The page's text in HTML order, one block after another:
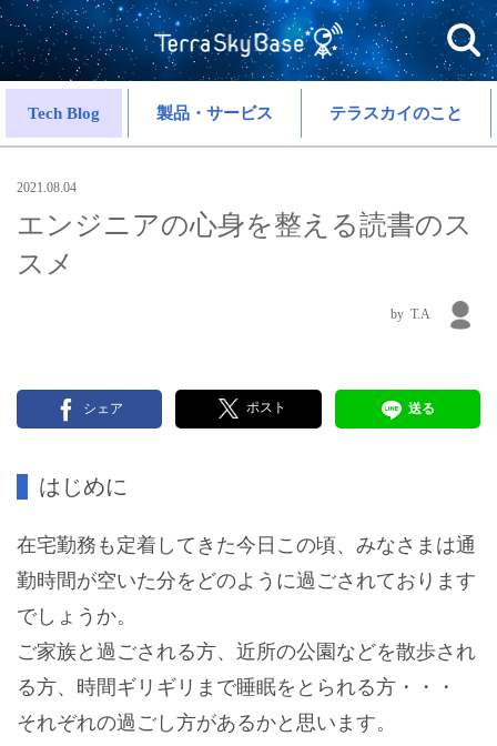
Tech Blog 製品・サービス テラスカイのこと
2021.08.04
エンジニアの心身を整える読書のス
スメ
T.A
シェア ポスト 送る
はじめに
在宅勤務も定着してきた今日この頃、みなさまは通
勤時間が空いた分をどのように過ごされております
でしょうか。
ご家族と過ごされる方、近所の公園などを散歩され
る方、時間ギリギリまで睡眠をとられる方・・・
それぞれの過ごし方があるかと思います。